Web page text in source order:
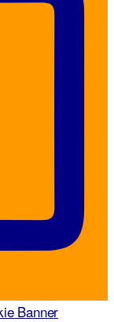
Banner